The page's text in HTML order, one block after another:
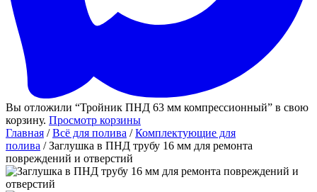
Вы отложили “Тройник ПНД 63 мм компрессионный” в свою
корзину. Просмотр корзины
Главная /Всё для полива /Комплектующие для
полива / Заглушка в ПНД трубу 16 мм для ремонта
повреждений и отверстий